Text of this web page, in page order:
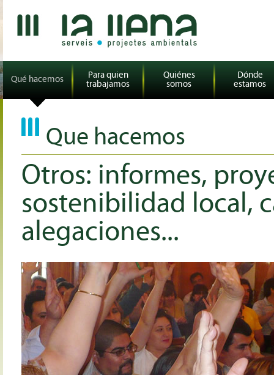
Qué hacemos
Para quien
trabajamos
Quiénes
somos
Dónde
estamos
Que hacemos
Otros: informes,
sostenibilidad local,
alegaciones...